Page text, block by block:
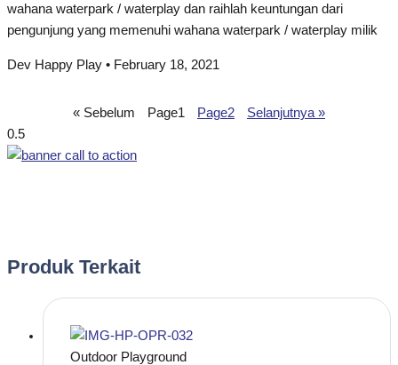
wahana waterpark / waterplay dan raihlah keuntungan dari
pengunjung yang memenuhi wahana waterpark / waterplay milik
Dev Happy Play February 18, 2021
« Sebelum Page1 Page2 Selanjutnya »
Produk Terkait
Outdoor Playground